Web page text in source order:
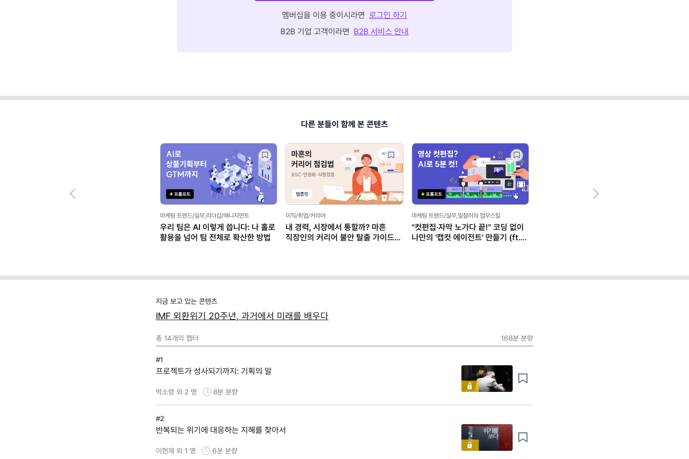
멤버십을 이용 중이시라면 로그인 하기
B2B 기업 고객이라면 B2B 서비스 안내
다른 분들이 함께 본 콘텐츠
마케팅 트렌드/실무,리더십/매니지먼트
우리 팀은 AI 이렇게 씁니다: 나 홀로
활용을 넘어 팀 전체로 확산한 방법
이직/취업/커리어
내 경력, 시장에서 통할까? 마흔
직장인의 커리어 불안 탈출 가이드
마케팅 트렌드/실무,일잘러의 업무스킬
"컷편집·자막 노가다 끝!" 코딩 없이
나만의 '캡컷 에이전트' 만들기 (ft.
지금 보고 있는 콘텐츠
IMF 외환위기 20주년, 과거에서 미래를 배우다
총 14개의 챕터 168분 분량
#1
프로젝트가 성사되기까지: 기획의 말
박소령 외 2 명 8분 분량
#2
반복되는 위기에 대응하는 지혜를 찾아서
이헌재 외 1 명 6분 분량